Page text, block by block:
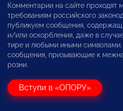
Комментарии на сайте проходят
требованиям российского
публикуем сообщения,
и/или оскорбления, даже в
тире и любыми иными
сообщения, призывающие к
розни.
Вступи в «ОПОРУ»